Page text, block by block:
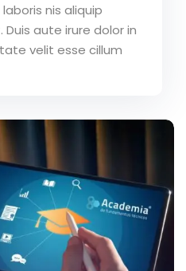
nis aliquip
aute irure dolor in
velit esse cillum